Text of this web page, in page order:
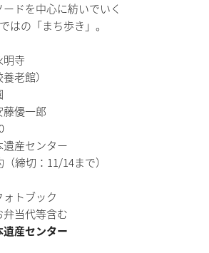
ドを中心に紡いでいく
はの「まち歩き」。
明寺
老館）
藤優一郎
遺産センター
締切：11/14まで）
トブック
当代等含む
遺産センター